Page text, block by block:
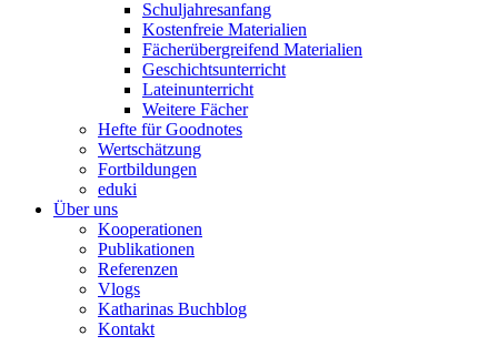
Schuljahresanfang
Kostenfreie Materialien
Fächerübergreifend Materialien
Geschichtsunterricht
Lateinunterricht
Weitere Fächer
Hefte für Goodnotes
Wertschätzung
Fortbildungen
eduki
Über uns
Kooperationen
Publikationen
Referenzen
Vlogs
Katharinas Buchblog
Kontakt